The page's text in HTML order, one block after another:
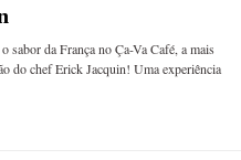
sabor da França no Ça-Va Café, a mais
do chef Erick Jacquin! Uma experiência